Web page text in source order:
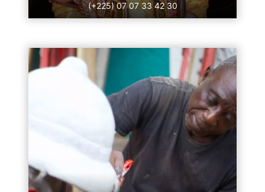
(+225) 07 07 33 42 30